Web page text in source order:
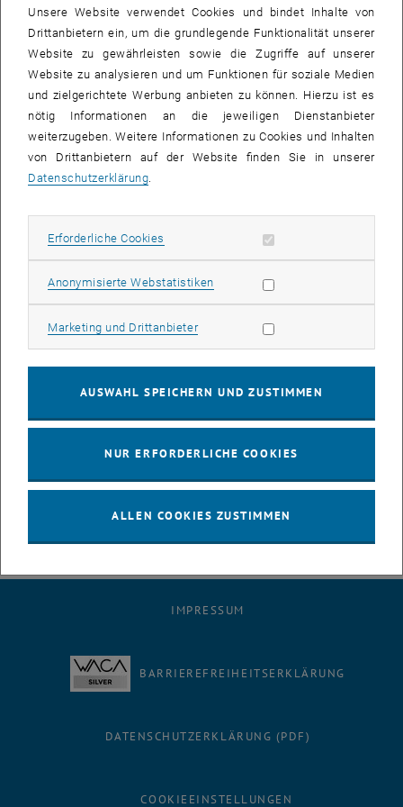
Uganda aufmerksam machen und somit den Fokus des APPEAR III
Projekts @ Clean and Prosperous Uganda gut präsentieren.
Währenddessen haben Veronika Kladnik und Betül Gök den
der @ISWA International Solid Waste Association und @IWWG -
International Waste Working Group auftreten.
Alle 4 haben mit ihren Beiträgen unseren Forschungsbereich
IMPRESSUM
BARRIEREFREIHEITSERKLÄRUNG
DATENSCHUTZERKLÄRUNG (PDF)
COOKIEEINSTELLUNGEN
Unsere Website verwendet Cookies und bindet Inhalte von
Drittanbietern ein, um die grundlegende Funktionalität unserer
Website zu gewährleisten sowie die Zugriffe auf unserer
Website zu analysieren und um Funktionen für soziale Medien
und zielgerichtete Werbung anbieten zu können. Hierzu ist es
nötig Informationen an die jeweiligen Dienstanbieter
weiterzugeben. Weitere Informationen zu Cookies und Inhalten
von Drittanbietern auf der Website finden Sie in unserer
Datenschutzerklärung.
Erforderliche Cookies Erforderliche Cookies zulassen
Anonymisierte WebstatistikenStatistik Cookies zulassen
Marketing und DrittanbieterMarketing Cookies zulassen
AUSWAHL SPEICHERN UND ZUSTIMMEN
NUR ERFORDERLICHE COOKIES
ALLEN COOKIES ZUSTIMMEN